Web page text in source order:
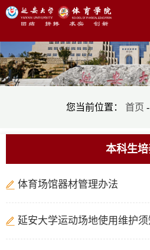
您当前位置： 首页
本科生
体育场馆器材管理办法
延安大学运动场地使用维护须